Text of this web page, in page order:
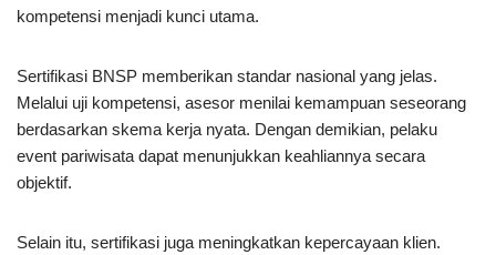
kompetensi menjadi kunci utama.
Sertifikasi BNSP memberikan standar nasional yang jelas.
Melalui uji kompetensi, asesor menilai kemampuan seseorang
berdasarkan skema kerja nyata. Dengan demikian, pelaku
event pariwisata dapat menunjukkan keahliannya secara
objektif.
Selain itu, sertifikasi juga meningkatkan kepercayaan klien.